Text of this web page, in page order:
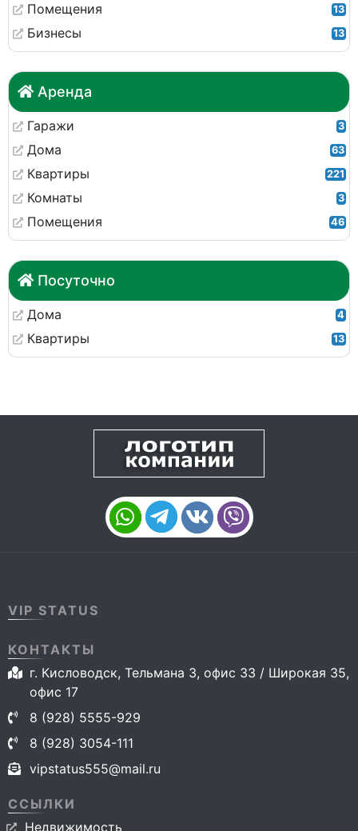
Помещения 13
Бизнесы 13
Аренда
Гаражи 3
Дома 63
Квартиры 221
Комнаты 3
Помещения 46
Посуточно
Дома 4
Квартиры 13
VIP STATUS
КОНТАКТЫ
г. Кисловодск, Тельмана 3, офис 33 / Широкая 35,
офис 17
8 (928) 5555-929
8 (928) 3054-111
vipstatus555@mail.ru
ССЫЛКИ
Недвижимость